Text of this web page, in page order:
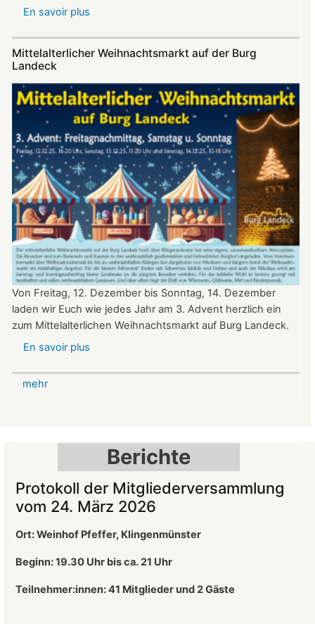
En savoir plus
Burg
Mittelalterlicher Weihnachtsmarkt auf der Burg
Landeck
Von Freitag, 12. Dezember bis Sonntag, 14. Dezember
laden wir Euch wie jedes Jahr am 3. Advent herzlich ein
zum Mittelalterlichen Weihnachtsmarkt auf Burg Landeck.
En savoir plus
Landeck
mehr
Berichte
Protokoll der Mitgliederversammlung
vom 24. März 2026
Ort: Weinhof Pfeffer, Klingenmünster
Beginn: 19.30 Uhr bis ca. 21 Uhr
Teilnehmer:innen: 41 Mitglieder und 2 Gäste